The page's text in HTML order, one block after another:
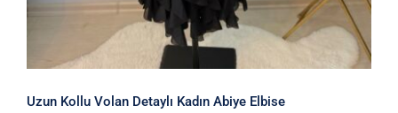
Uzun Kollu Volan Detaylı Kadın Abiye Elbise